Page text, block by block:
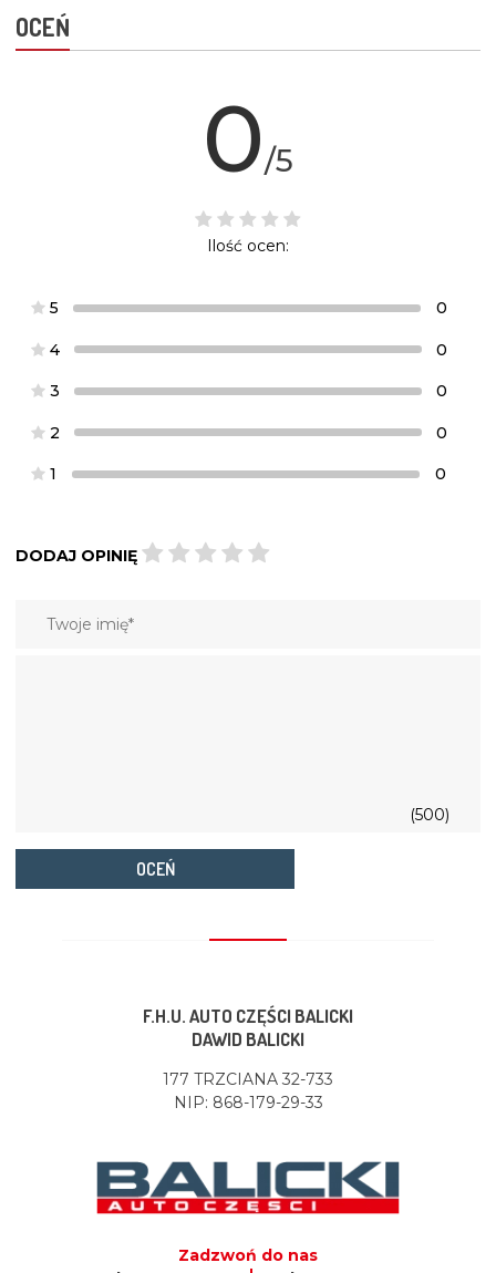
OCEŃ
0/5
Ilość ocen:
5 0
4 0
3 0
2 0
1 0
DODAJ OPINIĘ
(500)
OCEŃ
F.H.U. AUTO CZĘŚCI BALICKI
DAWID BALICKI
177 TRZCIANA 32-733
NIP: 868-179-29-33
Zadzwoń do nas